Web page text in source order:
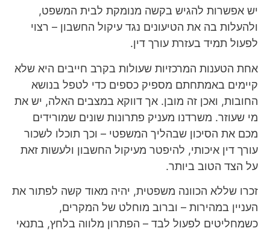
יש אפשרות להגיש בקשה מנומקת לבית המשפט,
ולהעלות בה את הטיעונים נגד עיקול החשבון – רצוי
לפעול תמיד בעזרת עורך דין.
אחת הטענות המרכזיות שעולות בקרב חייבים היא שלא
קיימים באמתחתם מספיק כספים כדי לטפל בנושא
החובות, ואכן זה מובן. אך דווקא במצבים האלה, יש את
מי שעוזר. משרדנו מעניק פתרונות שונים שמורידים
מכם את הסיכון שבהליך המשפטי – וכך תוכלו לשכור
עורך דין איכותי, להיפטר מעיקול החשבון ולעשות זאת
על הצד הטוב ביותר.
זכרו שללא הכוונה משפטית, יהיה מאוד קשה לפתור את
העניין במהירות – וברוב מוחלט של המקרים,
כשמחליטים לפעול לבד – הפתרון מלווה בלחץ, בתנאי